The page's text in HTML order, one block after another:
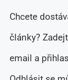
Chcete
články?
email a